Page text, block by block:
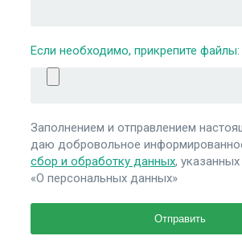
Если необходимо, прикрепите файлы:
Заполнением и отправлением
даю добровольное
сбор и обработку данных,
«О персональных данных»